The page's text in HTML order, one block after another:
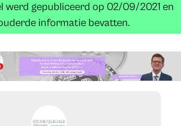
werd gepubliceerd op 02/09/2021 en
informatie bevatten.